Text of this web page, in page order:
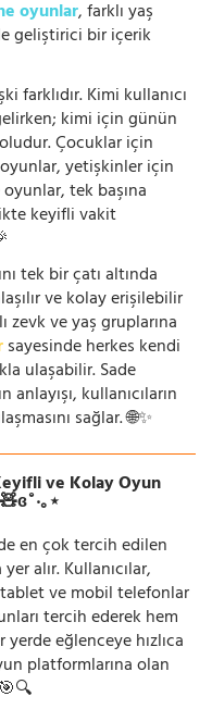
oyunlar, farklı yaş
geliştirici bir içerik
farklıdır. Kimi kullanıcı
kimi için günün
Çocuklar için
yetişkinler için
tek başına
keyifli vakit
tek bir çatı altında
ve kolay erişilebilir
zevk ve yaş gruplarına
sayesinde herkes kendi
ulaşabilir. Sade
kullanıcıların
sağlar. 🌐✨
ve Kolay Oyun
｡⋆
en çok tercih edilen
alır. Kullanıcılar,
ve mobil telefonlar
tercih ederek hem
eğlenceye hızlıca
platformlarına olan